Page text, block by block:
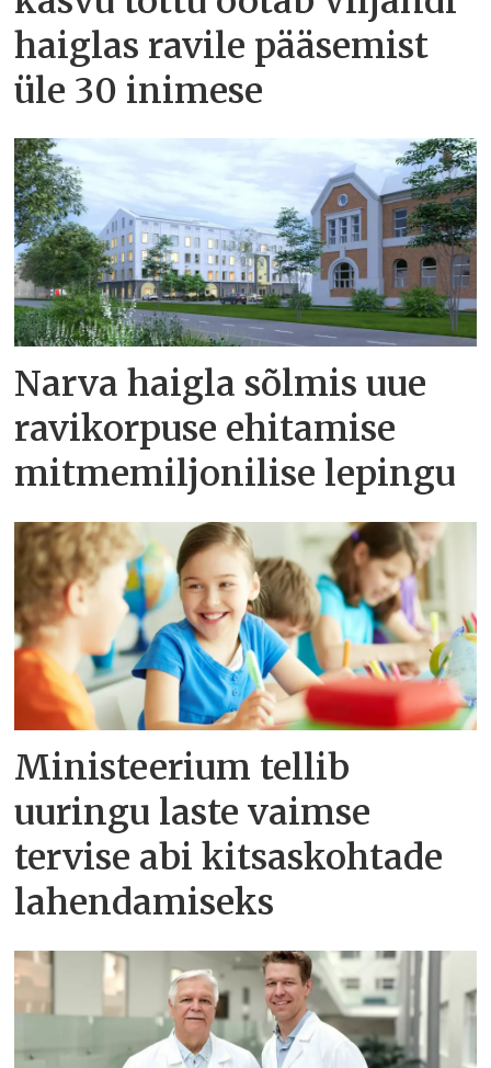
haiglas ravile pääsemist
üle 30 inimese
Narva haigla sõlmis uue
ravikorpuse ehitamise
mitmemiljonilise lepingu
Ministeerium tellib
uuringu laste vaimse
tervise abi kitsaskohtade
lahendamiseks